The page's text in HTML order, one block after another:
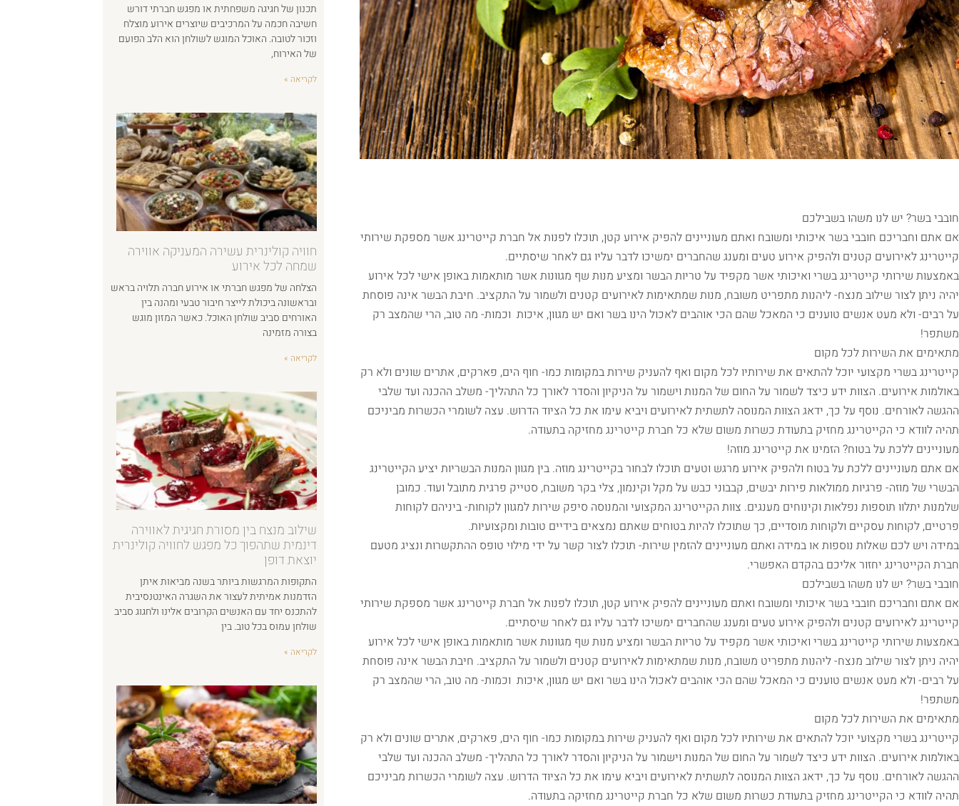
חובבי בשר? יש לנו משהו בשבילכם
אם אתם וחבריכם חובבי בשר איכותי ומשובח ואתם מעוניינים להפיק אירוע קטן, תוכלו לפנות אל חברת קייטרינג אשר מספקת שירותי
קייטרינג לאירועים קטנים ולהפיק אירוע טעים ומענג שהחברים ימשיכו לדבר עליו גם לאחר שיסתיים.
באמצעות שירותי קייטרינג בשרי ואיכותי אשר מקפיד על טריות הבשר ומציע מנות שף מגוונות אשר מותאמות באופן אישי לכל אירוע
יהיה ניתן לצור שילוב מנצח- ליהנות מתפריט משובח, מנות שמתאימות לאירועים קטנים ולשמור על התקציב. חיבת הבשר אינה פוסחת
על רבים- ולא מעט אנשים טוענים כי המאכל שהם הכי אוהבים לאכול הינו בשר ואם יש מגוון, איכות וכמות- מה טוב, הרי שהמצב רק
משתפר!
מתאימים את השירות לכל מקום
קייטרינג בשרי מקצועי יוכל להתאים את שירותיו לכל מקום ואף להעניק שירות במקומות כמו- חוף הים, פארקים, אתרים שונים ולא רק
באולמות אירועים. הצוות ידע כיצד לשמור על החום של המנות וישמור על הניקיון והסדר לאורך כל התהליך- משלב ההכנה ועד שלבי
ההגשה לאורחים. נוסף על כך, ידאג הצוות המנוסה לתשתית לאירועים ויביא עימו את כל הציוד הדרוש. עצה לשומרי הכשרות מביניכם
תהיה לוודא כי הקייטרינג מחזיק בתעודת כשרות משום שלא כל חברת קייטרינג מחזיקה בתעודה.
מעוניינים ללכת על בטוח? הזמינו את קייטרינג מוזה!
אם אתם מעוניינים ללכת על בטוח ולהפיק אירוע מרגש וטעים תוכלו לבחור בקייטרינג מוזה. בין מגוון המנות הבשריות יציע הקייטרינג
הבשרי של מוזה- פרגיות ממולאות פירות יבשים, קבבוני כבש על מקל וקינמון, צלי בקר משובח, סטייק פרגית מתובל ועוד. כמובן
שלמנות יתלוו תוספות נפלאות וקינוחים מענגים. צוות הקייטרינג המקצועי והמנוסה סיפק שירות למגוון לקוחות- ביניהם לקוחות
פרטיים, לקוחות עסקיים ולקוחות מוסדיים, כך שתוכלו להיות בטוחים שאתם נמצאים בידיים טובות ומקצועיות.
במידה ויש לכם שאלות נוספות או במידה ואתם מעוניינים להזמין שירות- תוכלו לצור קשר על ידי מילוי טופס ההתקשרות ונציג מטעם
חברת הקייטרינג יחזור אליכם בהקדם האפשרי.
חובבי בשר? יש לנו משהו בשבילכם
אם אתם וחבריכם חובבי בשר איכותי ומשובח ואתם מעוניינים להפיק אירוע קטן, תוכלו לפנות אל חברת קייטרינג אשר מספקת שירותי
קייטרינג לאירועים קטנים ולהפיק אירוע טעים ומענג שהחברים ימשיכו לדבר עליו גם לאחר שיסתיים.
באמצעות שירותי קייטרינג בשרי ואיכותי אשר מקפיד על טריות הבשר ומציע מנות שף מגוונות אשר מותאמות באופן אישי לכל אירוע
יהיה ניתן לצור שילוב מנצח- ליהנות מתפריט משובח, מנות שמתאימות לאירועים קטנים ולשמור על התקציב. חיבת הבשר אינה פוסחת
על רבים- ולא מעט אנשים טוענים כי המאכל שהם הכי אוהבים לאכול הינו בשר ואם יש מגוון, איכות וכמות- מה טוב, הרי שהמצב רק
משתפר!
מתאימים את השירות לכל מקום
קייטרינג בשרי מקצועי יוכל להתאים את שירותיו לכל מקום ואף להעניק שירות במקומות כמו- חוף הים, פארקים, אתרים שונים ולא רק
באולמות אירועים. הצוות ידע כיצד לשמור על החום של המנות וישמור על הניקיון והסדר לאורך כל התהליך- משלב ההכנה ועד שלבי
ההגשה לאורחים. נוסף על כך, ידאג הצוות המנוסה לתשתית לאירועים ויביא עימו את כל הציוד הדרוש. עצה לשומרי הכשרות מביניכם
תהיה לוודא כי הקייטרינג מחזיק בתעודת כשרות משום שלא כל חברת קייטרינג מחזיקה בתעודה.
תכנון של חגיגה משפחתית או מפגש חברתי דורש
חשיבה חכמה על המרכיבים שיוצרים אירוע מוצלח
וזכור לטובה. האוכל המוגש לשולחן הוא הלב הפועם
של האירוח,
לקריאה »
חוויה קולינרית עשירה המעניקה אווירה
שמחה לכל אירוע
הצלחה של מפגש חברתי או אירוע חברה תלויה בראש
ובראשונה ביכולת לייצר חיבור טבעי ומהנה בין
האורחים סביב שולחן האוכל. כאשר המזון מוגש
בצורה מזמינה
לקריאה »
שילוב מנצח בין מסורת חגיגית לאווירה
דינמית שתהפוך כל מפגש לחוויה קולינרית
יוצאת דופן
התקופות המרגשות ביותר בשנה מביאות איתן
הזדמנות אמיתית לעצור את השגרה האינטנסיבית
להתכנס יחד עם האנשים הקרובים אלינו ולחגוג סביב
שולחן עמוס בכל טוב. בין
לקריאה »